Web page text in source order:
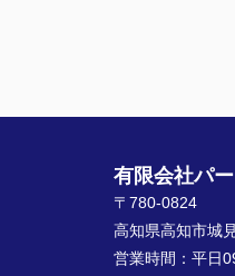
有限会社パ
〒780-0824
高知県高知市城
営業時間： 平日